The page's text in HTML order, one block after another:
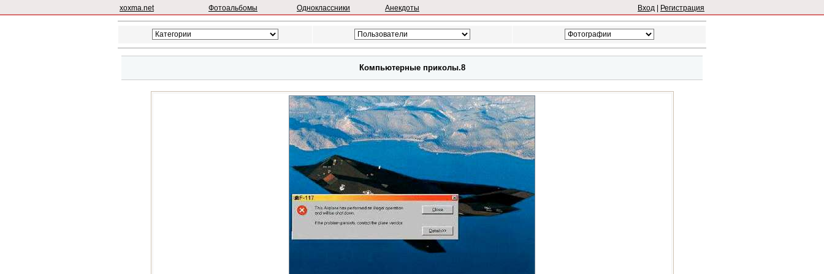
xoxma.net Фотоальбомы Одноклассники Анекдоты Вход Регистрация
Компьютерные приколы.8